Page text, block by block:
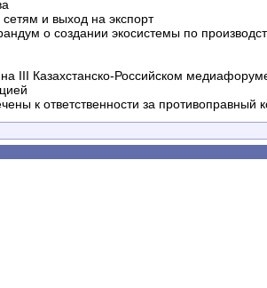
и выход на экспорт
о создании экосистемы по
III Казахстанско-Российском
к ответственности за противоправный